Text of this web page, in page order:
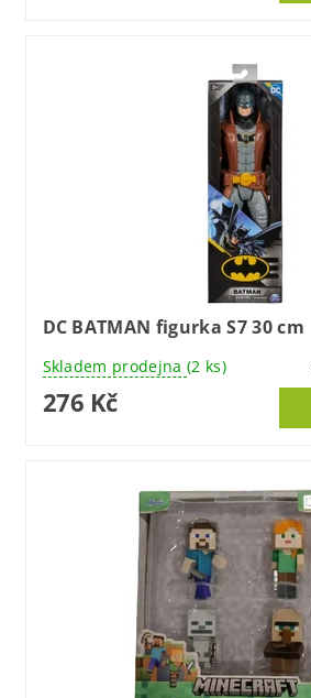
DC BATMAN figurka S7 30 cm
Skladem prodejna (2 ks)
276 Kč